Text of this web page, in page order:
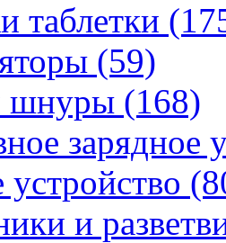
таблетки
(59)
шнуры (168)
зарядное
устройство
и